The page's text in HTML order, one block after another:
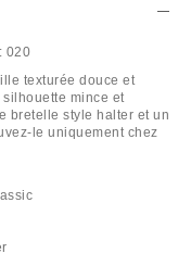
020
texturée douce et
mince et
bretelle style halter et un
le uniquement chez